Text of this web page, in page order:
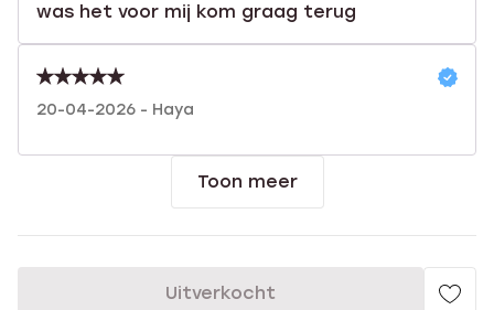
was het voor mij kom graag terug
20-04-2026 - Haya
Toon meer
Uitverkocht